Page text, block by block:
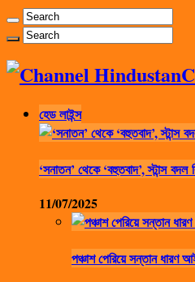
হেড লাইন্স
‘সনাতন’ থেকে ‘বহুতবাদ’, স্টান্স বদল
11/07/2025
পঞ্চাশ পেরিয়ে সন্তান